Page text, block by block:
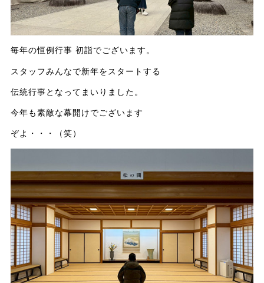
毎年の恒例行事 初詣でございます。
スタッフみんなで新年をスタートする
伝統行事となってまいりました。
今年も素敵な幕開けでございます
ぞよ・・・（笑）